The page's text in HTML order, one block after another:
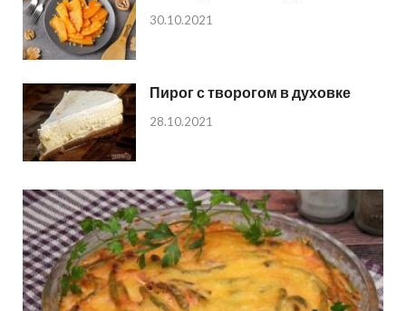
30.10.2021
Пирог с творогом в духовке
28.10.2021